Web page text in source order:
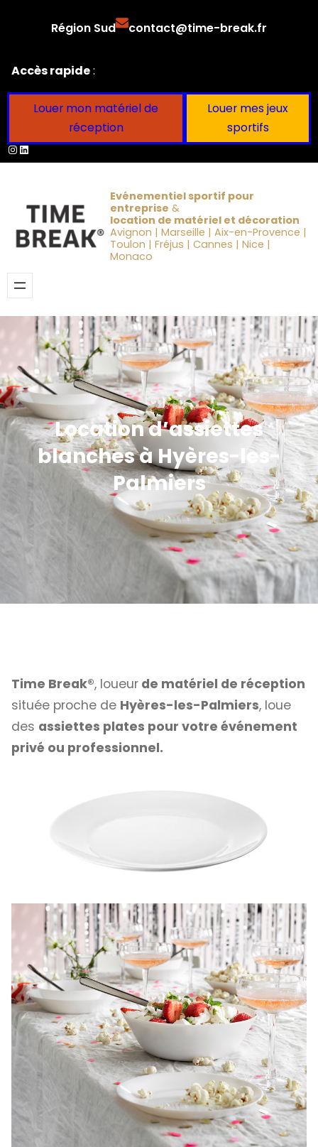
Région Sud contact@time-break.fr
Accès rapide:
Louer mon matériel de
réception
Louer mes jeux
sportifs
Instagram
LinkedIn
Evénementiel sportif pour
entreprise &
location de matériel et décoration
Avignon | Marseille | Aix-en-Provence |
Toulon | Fréjus | Cannes | Nice |
Monaco
Location d’assiettes
blanches à Hyères-les-
Palmiers
Time Break®, loueur de matériel de réception
située proche de Hyères-les-Palmiers, loue
des assiettes plates pour votre événement
privé ou professionnel.